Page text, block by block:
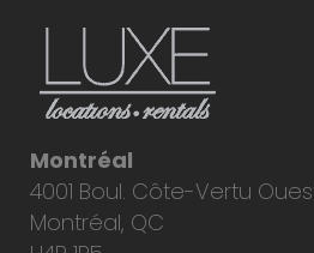
Montréal
4001 Boul. Côte-Vertu
Montréal, QC